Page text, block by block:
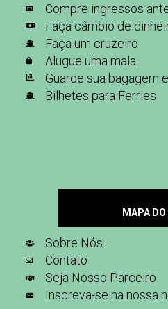
Compre ingressos
Faça câmbio de
Faça um cruzeiro
Alugue uma mala
Guarde sua bagagem
Bilhetes para Ferries
MAPA
Sobre Nós
Contato
Seja Nosso Parceiro
Inscreva-se na nossa